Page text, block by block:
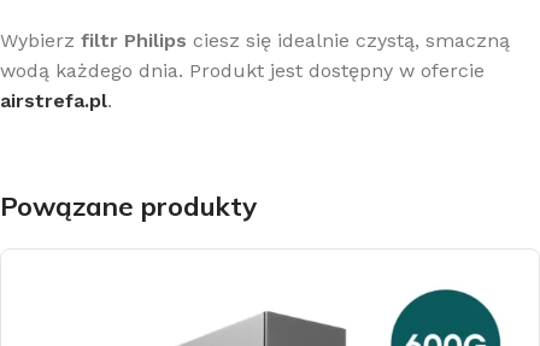
Wybierz filtr Philips ciesz się idealnie czystą, smaczną
wodą każdego dnia. Produkt jest dostępny w ofercie
airstrefa.pl.
Powązane produkty